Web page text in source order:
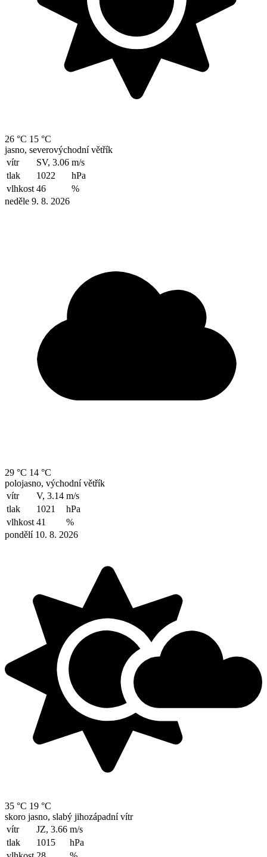
26 °C 15 °C
jasno, severovýchodní větřík
vítr
SV, 3.06 m/s
tlak
1022
hPa
vlhkost 46
%
neděle 9. 8. 2026
29 °C 14 °C
polojasno, východní větřík
vítr
V, 3.14 m/s
tlak
1021
hPa
vlhkost 41
%
pondělí 10. 8. 2026
35 °C 19 °C
skoro jasno, slabý jihozápadní vítr
vítr
JZ, 3.66 m/s
tlak
1015
hPa